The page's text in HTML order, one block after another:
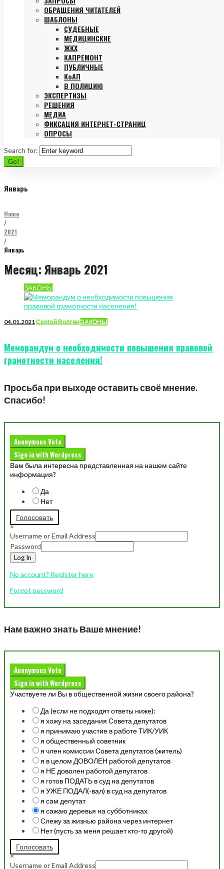
ОБРАЩЕНИЯ ЧИТАТЕЛЕЙ
ШАБЛОНЫ
СУДЕБНЫЕ
МЕДИЦИНСКИЕ
ЖКХ
КАПРЕМОНТ
ПУБЛИЧНЫЕ
КоАП
В ПОЛИЦИЮ
ЭКСПЕРТИЗЫ
РЕШЕНИЯ
МЕДИА
ФИКСАЦИЯ ИНТЕРНЕТ-СТРАНИЦ
ОПРОСЫ
Search for:
Go!
Январь
Home
/
2021
/
Январь
Месяц:Январь 2021
ЗАКОНЫ
04.01.2021Сергей ВолгинЗАКОНЫ
Меморандум о необходимости повышения правовой
грамотности населения!
Просьба при выходе оставить своё мнение.
Спасибо!
Anonymous Vote
Sign in with Wordpress
Вам была интересна представленная на нашем сайте
информация?
Да
Нет
Голосовать
×
Username or Email Address
Password
Log In
No account? Register here
Forgot password
Нам важно знать Ваше мнение!
Anonymous Vote
Sign in with Wordpress
Участвуете ли Вы в общественной жизни своего района?
Да (если не подходят ответы ниже):
я хожу на заседания Совета депутатов
я принимаю участие в работе ТИК/УИК
я общественный советник
я член комиссии Совета депутатов (житель)
я в целом ДОВОЛЕН работой депутатов
я НЕ доволен работой депутатов
я готов ПОДАТЬ в суд на депутатов
я УЖЕ ПОДАЛ(-вал) в суд на депутатов
я сам депутат
я сажаю деревья на субботниках
Слежу за жизнью района через интернет
Нет (пусть за меня решает кто-то другой)
Голосовать
×
Username or Email Address